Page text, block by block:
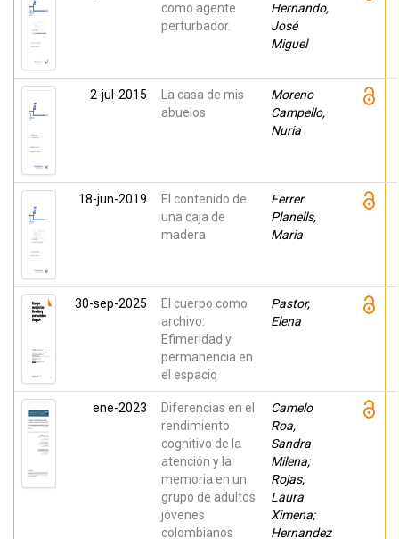
como agente
perturbador.
Hernando,
José
Miguel
2-jul-2015
La casa de mis
abuelos
Moreno
Campello,
Nuria
18-jun-2019
El contenido de
una caja de
madera
Ferrer
Planells,
Maria
30-sep-2025
El cuerpo como
archivo:
Efimeridad y
permanencia en
el espacio
Pastor,
Elena
ene-2023
Diferencias en el
rendimiento
cognitivo de la
atención y la
memoria en un
grupo de adultos
jóvenes
colombianos
Camelo
Roa,
Sandra
Milena;
Rojas,
Laura
Ximena;
Hernandez